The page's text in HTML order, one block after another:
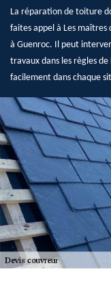
La réparation de toiture
faites appel à Les
à Guenroc. Il peut
travaux dans les règles de
facilement dans chaque